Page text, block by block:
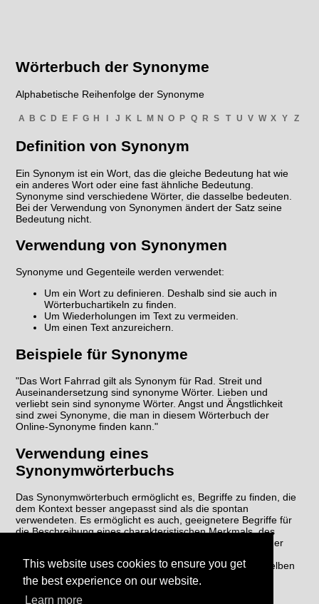
This website uses cookies to ensure you get
the best experience on our website.
Learn more
Wörterbuch der Synonyme
Alphabetische Reihenfolge der Synonyme
A B C D E F G H I J K L M N O P Q R S T U V W X Y Z
Definition von Synonym
Ein Synonym ist ein Wort, das die gleiche Bedeutung hat wie
ein anderes Wort oder eine fast ähnliche Bedeutung.
Synonyme sind verschiedene Wörter, die dasselbe bedeuten.
Bei der Verwendung von Synonymen ändert der Satz seine
Bedeutung nicht.
Verwendung von Synonymen
Synonyme und Gegenteile werden verwendet:
Um ein Wort zu definieren. Deshalb sind sie auch in
Wörterbuchartikeln zu finden.
Um Wiederholungen im Text zu vermeiden.
Um einen Text anzureichern.
Beispiele für Synonyme
"Das Wort Fahrrad gilt als Synonym für Rad. Streit und
Auseinandersetzung sind synonyme Wörter. Lieben und
verliebt sein sind synonyme Wörter. Angst und Ängstlichkeit
sind zwei Synonyme, die man in diesem Wörterbuch der
Online-Synonyme finden kann."
Verwendung eines
Synonymwörterbuchs
Das Synonymwörterbuch ermöglicht es, Begriffe zu finden, die
dem Kontext besser angepasst sind als die spontan
verwendeten. Es ermöglicht es auch, geeignetere Begriffe für
die Beschreibung eines charakteristischen Merkmals, des
Zwecks, der Funktion usw. der Sache, des Wesens und der
Synonymwörterbuch die Wiederholung von Wörtern im selben
Text, um den Schreibstil zu verbessern.